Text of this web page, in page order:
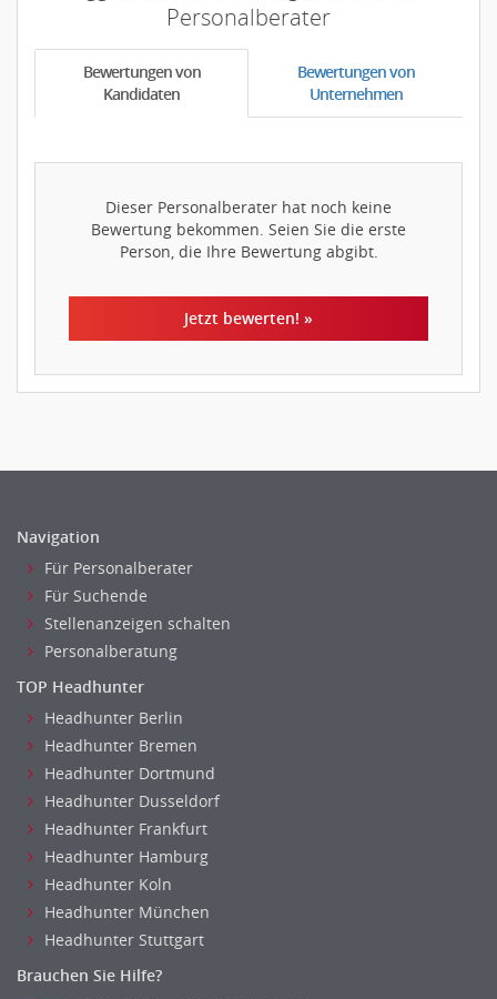
Personalberater
Bewertungen von
Kandidaten
Bewertungen von
Unternehmen
Dieser Personalberater hat noch keine
Bewertung bekommen. Seien Sie die erste
Person, die Ihre Bewertung abgibt.
Jetzt bewerten! »
Navigation
Für Personalberater
Für Suchende
Stellenanzeigen schalten
Personalberatung
TOP Headhunter
Headhunter Berlin
Headhunter Bremen
Headhunter Dortmund
Headhunter Dusseldorf
Headhunter Frankfurt
Headhunter Hamburg
Headhunter Koln
Headhunter München
Headhunter Stuttgart
Brauchen Sie Hilfe?